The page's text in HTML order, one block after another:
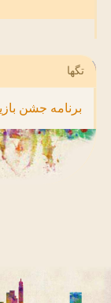
تگها
برنامه جشن